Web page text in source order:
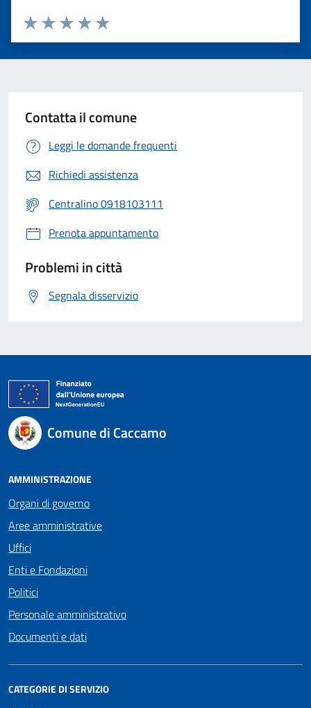
Valuta 5 stelle su 5
Valuta 4 stelle su 5
Valuta 3 stelle su 5
Valuta 2 stelle su 5
Valuta 1 stelle su 5
Contatta il comune
Leggi le domande frequenti
Richiedi assistenza
Centralino 0918103111
Prenota appuntamento
Problemi in città
Segnala disservizio
Comune di Caccamo
AMMINISTRAZIONE
Organi di governo
Aree amministrative
Uffici
Enti e Fondazioni
Politici
Personale amministrativo
Documenti e dati
CATEGORIE DI SERVIZIO